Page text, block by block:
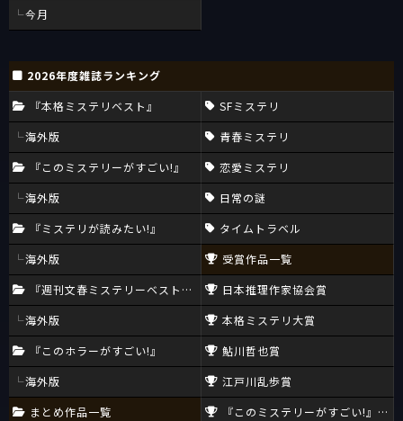
今月
2026年度雑誌ランキング
『本格ミステリベスト』
海外版
『このミステリーがすごい!』
海外版
『ミステリが読みたい!』
海外版
『週刊文春ミステリーベスト10』
海外版
『このホラーがすごい!』
海外版
まとめ作品一覧
SFミステリ
青春ミステリ
恋愛ミステリ
日常の謎
タイムトラベル
受賞作品一覧
日本推理作家協会賞
本格ミステリ大賞
鮎川哲也賞
江戸川乱歩賞
『このミステリーがすごい!』大賞